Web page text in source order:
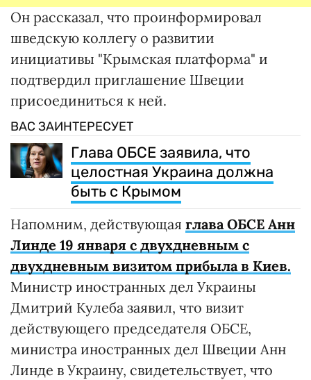
Он рассказал, что проинформировал
шведскую коллегу о развитии
инициативы "Крымская платформа" и
подтвердил приглашение Швеции
присоединиться к ней.
ВАС ЗАИНТЕРЕСУЕТ
Глава ОБСЕ заявила, что
целостная Украина должна
быть с Крымом
Напомним, действующая глава ОБСЕ Анн
Линде 19 января с двухдневным с
двухдневным визитом прибыла в Киев.
Министр иностранных дел Украины
Дмитрий Кулеба заявил, что визит
действующего председателя ОБСЕ,
министра иностранных дел Швеции Анн
Линде в Украину, свидетельствует, что